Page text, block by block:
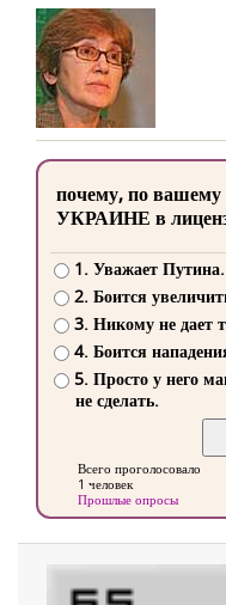
почему, по
УКРАИНЕ в
1. Уважает Путина.
2. Боится
3. Никому не дает
4. Боится
5. Просто у него
не сделать.
Всего проголосовало
1 человек
Прошлые опросы